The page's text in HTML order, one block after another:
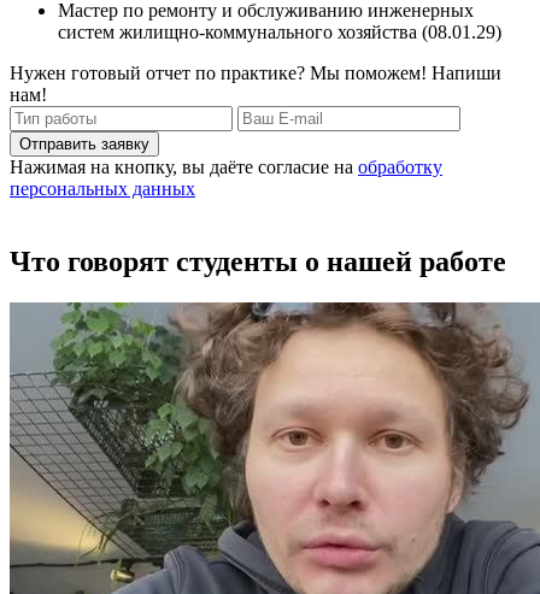
Мастер по ремонту и обслуживанию инженерных
систем жилищно-коммунального хозяйства (08.01.29)
Нужен готовый отчет по практике? Мы поможем! Напиши
нам!
Отправить заявку
Нажимая на кнопку, вы даёте согласие на обработку
персональных данных
Что говорят студенты о нашей работе